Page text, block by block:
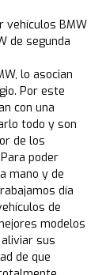
vehículos BMW
de segunda
lo asocian
Por este
con una
todo y son
de los
poder
mano y de
día
de
modelos
sus
de que